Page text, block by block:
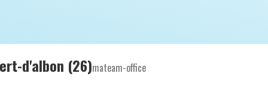
d'albon (26)mateam-office